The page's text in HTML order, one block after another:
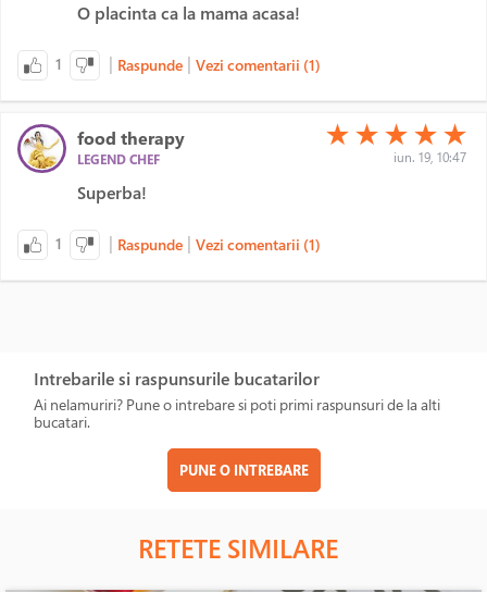
O placinta ca la mama acasa!
1 | Raspunde | Vezi comentarii (1)
food therapy
LEGEND CHEF
(*)
★ (*)
★ (*)
★ (*)
★ (*)
★
iun. 19, 10:47
Superba!
1 | Raspunde | Vezi comentarii (1)
Intrebarile si raspunsurile bucatarilor
Ai nelamuriri? Pune o intrebare si poti primi raspunsuri de la alti
bucatari.
PUNE O INTREBARE
RETETE SIMILARE